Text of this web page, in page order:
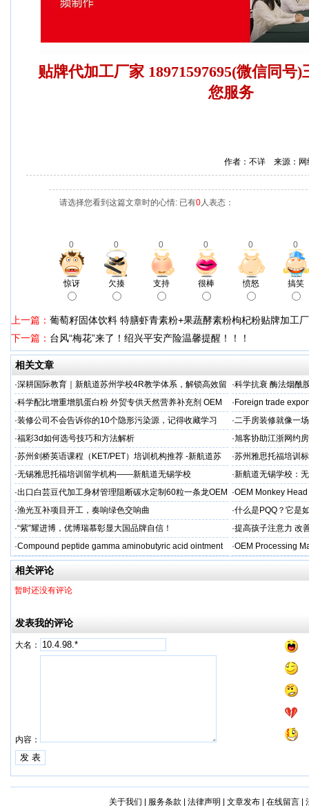
贴牌代加工厂家 18971597695(微信同号
您服务
作者：不详 来源：
请选择您看到这篇文章时的心情: 已有0人表态：
0 0 0 0 0 0
惊讶 欠揍 支持 很棒 愤怒 搞笑
上一篇： 葡萄籽固体饮料 特膳虾青素粉+果蔬酵素粉枸杞粉贴牌加工
下一篇： 台风“梅花”来了！绍兴平安产险温馨提醒！！！
相关文章
·深耕国际教育｜新航道苏州学校4R教学体系，解锁高效留
学备考之路
·科学抗衰 酶法烟酰
M/ODM定制
·科学配比增重增肌蛋白粉 外贸专供天然营养补充剂 OEM
源头定制
· Foreign trade
·装修公司不会告诉你的10个隐形污染源，记得收藏学习 ·二手房装修就像一
糟心！看完这篇再开
·福彩3d如何选号技巧和方法解析 ·旭客协助江浙网约
标杆
·苏州剑桥英语课程（KET/PET）培训机构推荐 -新航道苏
州学校
·苏州雅思托福培训
率领先
·无锡雅思托福培训留学机构——新航道无锡学校 ·新航道无锡学校：
·出口白芸豆代加工身材管理阻断碳水定制60粒一条龙OEM
贴牌
·OEM Monkey
aps
·渔光互补项目开工，奏响绿色交响曲 ·什么是PQQ？它是
·“紫”耀进博，优博瑞慕彰显大国品牌自信！ ·提高孩子注意力 改
·Compound peptide gamma aminobutyric acid ointment ·OEM Processing
相关评论
暂时还没有评论
发表我的评论
大名：
内容：
关于我们 服务条款 法律声明 文章发布| 在线留言|